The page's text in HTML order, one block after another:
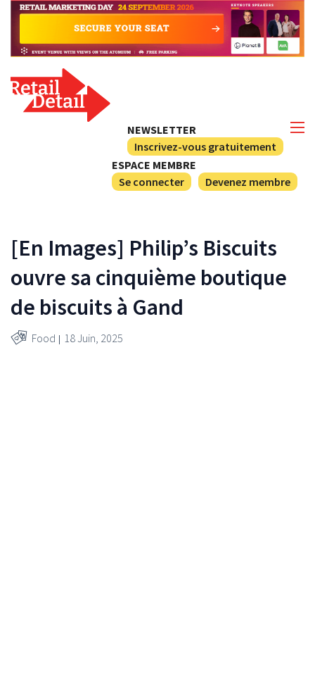
NEWSLETTER
Inscrivez-vous gratuitement
ESPACE MEMBRE
Se connecter
Devenez membre
[En Images] Philip’s Biscuits
ouvre sa cinquième boutique
de biscuits à Gand
Food 18 Juin, 2025